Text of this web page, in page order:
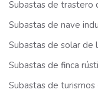
Subastas de trastero
Subastas de nave
Subastas de solar de
Subastas de finca
Subastas de